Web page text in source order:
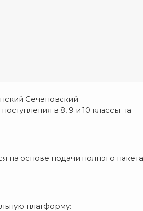
Сеченовский
в 8, 9 и 10 классы на
на основе подачи полного пакета
платформу: